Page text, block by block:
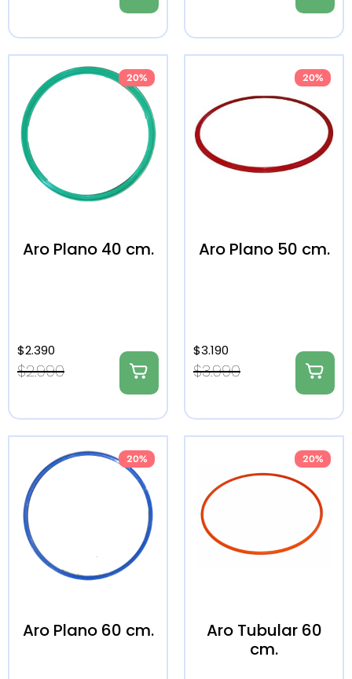
20%
Aro Plano 40 cm.
$2.990
$2.390
20%
Aro Plano 50 cm.
$3.990
$3.190
20%
Aro Plano 60 cm.
20%
Aro Tubular 60
cm.